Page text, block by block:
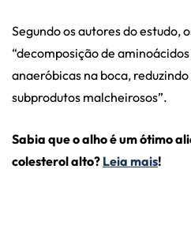
Segundo os autores do estudo,
“decomposição de
anaeróbicas na boca,
subprodutos malcheirosos”.
Sabia que o alho é um ótimo
colesterol alto? Leia mais!